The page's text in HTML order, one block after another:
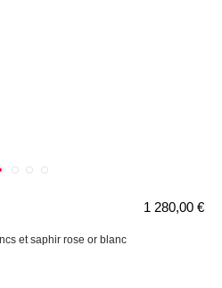
et saphir rose or blanc
1 280,00 €